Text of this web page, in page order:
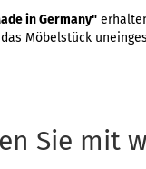
in Germany"
Möbelstück
Sie mit